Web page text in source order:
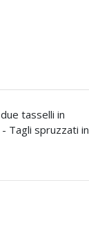
tasselli in
Tagli spruzzati in